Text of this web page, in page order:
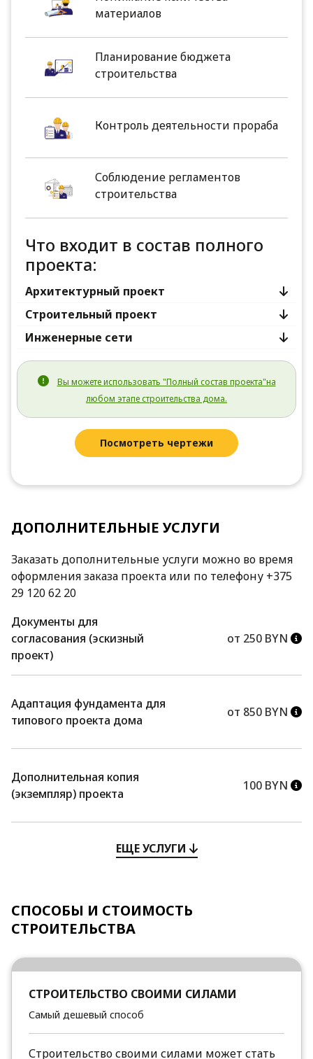
материалов
Планирование бюджета
строительства
Контроль деятельности прораба
Соблюдение регламентов
строительства
Что входит в состав полного
проекта:
Архитектурный проект
Строительный проект
Инженерные сети
Вы можете использовать "Полный состав проекта"на
любом этапе строительства дома.
Посмотреть чертежи
ДОПОЛНИТЕЛЬНЫЕ УСЛУГИ
Заказать дополнительные услуги можно во время
оформления заказа проекта или по телефону +375
29 120 62 20
Документы для
согласования (эскизный
проект)
от 250 BYN
Адаптация фундамента для
типового проекта дома
от 850 BYN
Дополнительная копия
(экземпляр) проекта
100 BYN
ЕЩЕ УСЛУГИ
СПОСОБЫ И СТОИМОСТЬ
СТРОИТЕЛЬСТВА
СТРОИТЕЛЬСТВО СВОИМИ СИЛАМИ
Самый дешевый способ
Строительство своими силами может стать